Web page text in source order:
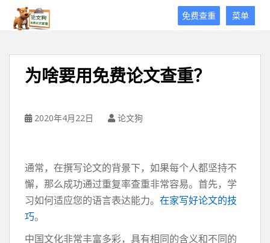
菜单
免费查重
为啥要用免费论文查重？
2020年4月22日 论文狗
通常，在撰写论文的背景下，如果每个人都坚持不
懈，那么成功通过重复率查重非常容易。首先，学
习如何适应您的语言表达能力。 在家写好论文的技
巧。
中国文化非常丰富多彩，具有相同的含义和不同的